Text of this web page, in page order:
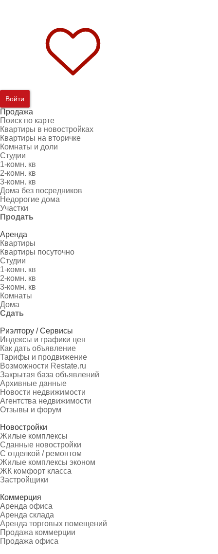
Войти
Продажа
Поиск по карте
Квартиры в новостройках
Квартиры на вторичке
Комнаты и доли
Студии
1-комн. кв
2-комн. кв
3-комн. кв
Дома без посредников
Недорогие дома
Участки
Продать
Аренда
Квартиры
Квартиры посуточно
Студии
1-комн. кв
2-комн. кв
3-комн. кв
Комнаты
Дома
Сдать
Риэлтору / Сервисы
Индексы и графики цен
Как дать объявление
Тарифы и продвижение
Возможности Restate.ru
Закрытая база объявлений
Архивные данные
Новости недвижимости
Агентства недвижимости
Отзывы и форум
Новостройки
Жилые комплексы
Сданные новостройки
С отделкой / ремонтом
Жилые комплексы эконом
ЖК комфорт класса
Застройщики
Коммерция
Аренда офиса
Аренда склада
Аренда торговых помещений
Продажа коммерции
Продажа офиса